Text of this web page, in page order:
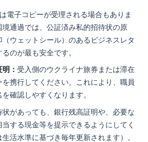
電子コピーが受理される場合もありま
境通過では、公証済み私的招待状の原
ウェットシール）のあるビジネスレタ
のが最も安全です。
： 受入側のウクライナ旅券または滞在
携行してください。これにより、職員
確認しやすくなります。
状があっても、銀行残高証明や、必要な
当する現金等を提示できるようにしてく
活水準に基づき毎年更新されます）。